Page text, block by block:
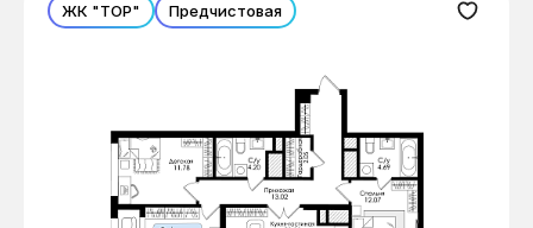
ЖК "ТОР" Предчистовая